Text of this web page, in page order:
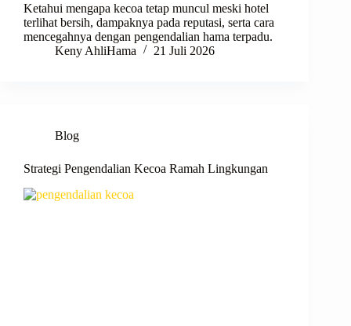
Ketahui mengapa kecoa tetap muncul meski hotel
terlihat bersih, dampaknya pada reputasi, serta cara
mencegahnya dengan pengendalian hama terpadu.
Keny AhliHama
21 Juli 2026
Blog
Strategi Pengendalian Kecoa Ramah Lingkungan